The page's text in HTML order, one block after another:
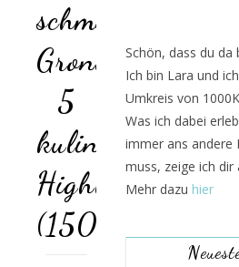
schmeckt
Groningen:
5
kulinarische
Highlights
(150KM)
Schön, dass du da
Ich bin Lara und
Umkreis von
Was ich dabei
immer ans andere
muss, zeige ich
Mehr dazu hier